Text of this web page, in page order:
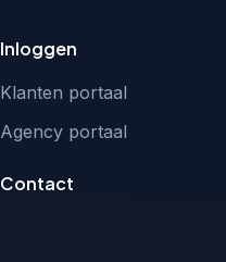
Inloggen
Klanten portaal
Agency portaal
Contact